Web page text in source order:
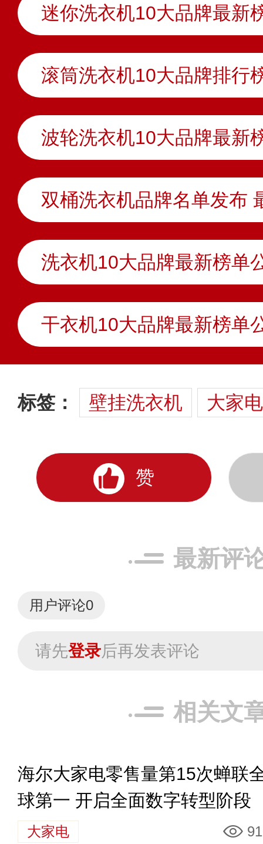
标签： 壁挂洗衣机 大家电
赞
最新评
用户评论0
请先登录后再发表评论
相关文
海尔大家电零售量第15次蝉联
球第一 开启全面数字转型阶段
大家电